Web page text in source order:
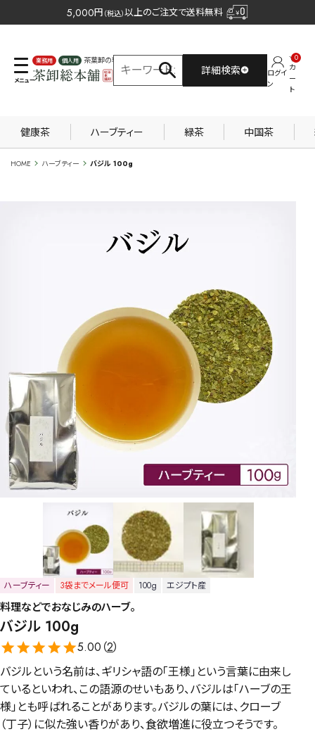
5,000円 （税込）以上のご注文で送料無料
業務用 個人用
茶葉卸の専門サイト
詳細検索
ログイ
ン
カ
ー
ト
0
健康茶 ハーブティー 緑茶 中国茶
HOME ハーブティー バジル 100g
ハーブティー 3袋までメール便可 100g エジプト産
料理などでおなじみのハーブ。
バジル 100g
5.00（2）
バジルという名前は、ギリシャ語の「王様」という言葉に由来し
ているといわれ、この語源のせいもあり、バジルは「ハーブの王
様」とも呼ばれることがあります。バジルの葉には、クローブ
（丁子）に似た強い香りがあり、食欲増進に役立つそうです。